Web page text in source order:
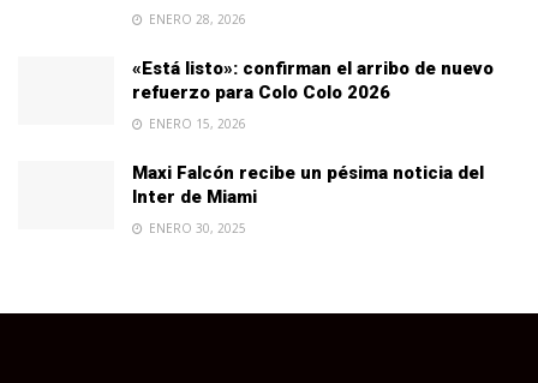
ENERO 28, 2026
«Está listo»: confirman el arribo de nuevo
refuerzo para Colo Colo 2026
ENERO 15, 2026
Maxi Falcón recibe un pésima noticia del
Inter de Miami
ENERO 30, 2025